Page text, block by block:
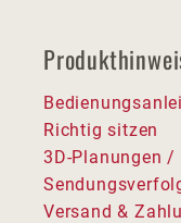
Richtig sitzen
3D-Planungen /
Versand &